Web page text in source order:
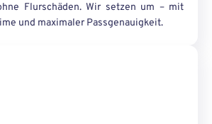
Flurschäden. Wir setzen um – mit
und maximaler Passgenauigkeit.